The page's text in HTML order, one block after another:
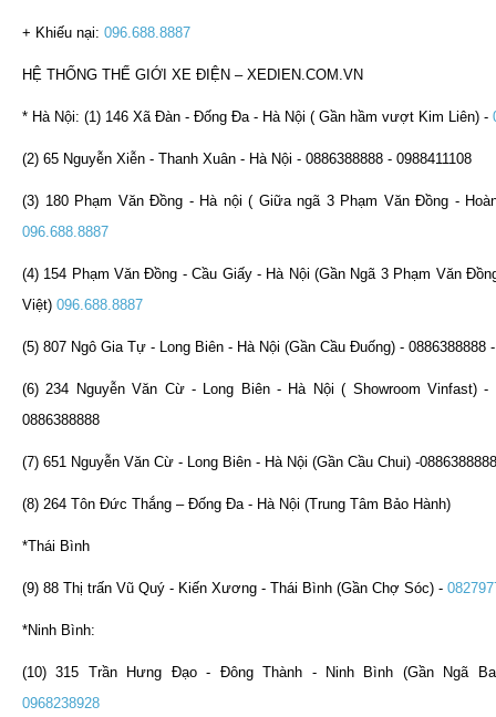
+ Khiếu nại: 096.688.8887
HỆ THỐNG THẾ GIỚI XE ĐIỆN – XEDIEN.COM.VN
* Hà Nội: (1) 146 Xã Đàn - Đống Đa - Hà Nội ( Gần hầm vượt Kim Liên) -
(2) 65 Nguyễn Xiễn - Thanh Xuân - Hà Nội - 0886388888 - 0988411108
(3) 180 Phạm Văn Đồng - Hà nội ( Giữa ngã 3 Phạm Văn Đồng -
096.688.8887
(4) 154 Phạm Văn Đồng - Cầu Giấy - Hà Nội (Gần Ngã 3 Phạm Văn
Việt) 096.688.8887
(5) 807 Ngô Gia Tự - Long Biên - Hà Nội (Gần Cầu Đuống) - 0886388888 -
(6) 234 Nguyễn Văn Cừ - Long Biên - Hà Nội ( Showroom Vinfast) -
0886388888
(7) 651 Nguyễn Văn Cừ - Long Biên - Hà Nội (Gần Cầu Chui) -
(8) 264 Tôn Đức Thắng – Đống Đa - Hà Nội (Trung Tâm Bảo Hành)
*Thái Bình
(9) 88 Thị trấn Vũ Quý - Kiến Xương - Thái Bình (Gần Chợ Sóc) -
*Ninh Bình:
(10) 315 Trần Hưng Đạo - Đông Thành - Ninh Bình (Gần Ngã
0968238928